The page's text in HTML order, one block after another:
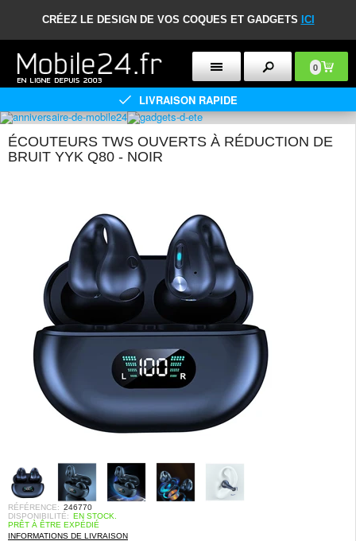
CRÉEZ LE DESIGN DE VOS COQUES ET GADGETS ICI
0
LIVRAISON RAPIDE
ÉCOUTEURS TWS OUVERTS À RÉDUCTION DE
BRUIT YYK Q80 - NOIR
RÉFÉRENCE: 246770
DISPONIBILITÉ: EN STOCK.
PRÊT À ÊTRE EXPÉDIÉ
INFORMATIONS DE LIVRAISON